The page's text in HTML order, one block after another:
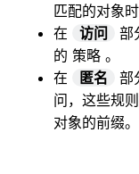
匹配的对象
在
访问
部
的 策略 。
在
匿名
部
问，这些规
对象的前缀。